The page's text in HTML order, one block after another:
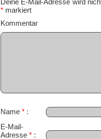
Deine E-Mail-Adresse wird
* markiert
Name *
E-Mail-
Adresse *